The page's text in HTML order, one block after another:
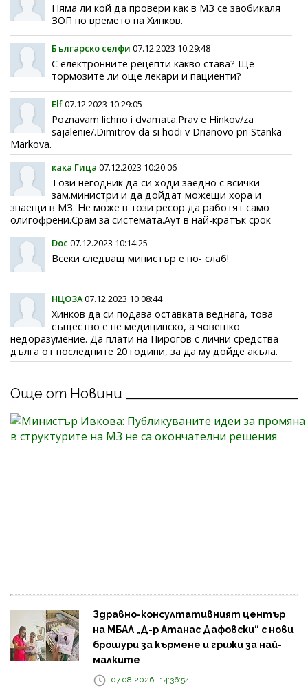
Няма ли кой да провери как в МЗ се заобикаля
ЗОП по времето на Хинков.
Българско селфи 07.12.2023 10:29:48
С електронните рецепти какво става? Ще
тормозите ли още лекари и пациенти?
Elf07.12.2023 10:29:05
Poznavam lichno i dvamata.Prav e Hinkov/za
sajalenie/.Dimitrov da si hodi v Drianovo pri Stanka
Markova.
кака Гица 07.12.2023 10:20:06
Този негодник да си ходи заедно с всички
зам.министри и да дойдат можещи хора и
знаещи в МЗ. Не може в този ресор да работят само
олигофрени.Срам за системата.Аут в най-кратък срок
Doc 07.12.2023 10:14:25
Всеки следващ министър е по- слаб!
НЦОЗА07.12.2023 10:08:44
Хинков да си подава оставката веднага, това
същество е не медицинско, а човешко
недоразумение. Да плати на Пирогов с лични средства
дълга от последните 20 години, за да му дойде акъла.
Още от Новини
Здравно-консултативният център
на МБАЛ „Д-р Атанас Дафовски“ с нови
брошури за кърмене и грижи за най-
малките
07.08.2026 | 14:36:54